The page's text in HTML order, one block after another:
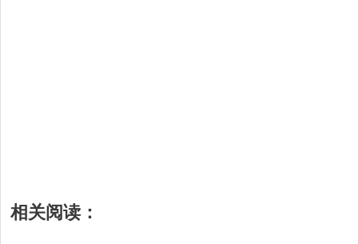
相关阅读：